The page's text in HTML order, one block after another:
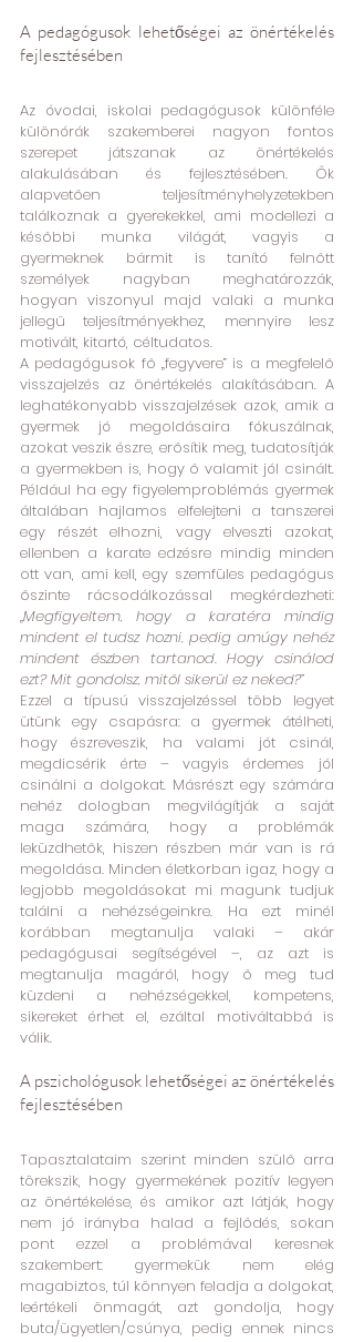
A pedagógusok lehetőségei az önértékelés
fejlesztésében
Az óvodai, iskolai pedagógusok különféle
különórák szakemberei nagyon fontos
szerepet játszanak az önértékelés
alakulásában és fejlesztésében. Ők
alapvetően teljesítményhelyzetekben
találkoznak a gyerekekkel, ami modellezi a
későbbi munka világát, vagyis a
gyermeknek bármit is tanító felnőtt
személyek nagyban meghatározzák,
hogyan viszonyul majd valaki a munka
jellegű teljesítményekhez, mennyire lesz
motivált, kitartó, céltudatos.
A pedagógusok fő „fegyvere” is a megfelelő
visszajelzés az önértékelés alakításában. A
leghatékonyabb visszajelzések azok, amik a
gyermek jó megoldásaira fókuszálnak,
azokat veszik észre, erősítik meg, tudatosítják
a gyermekben is, hogy ő valamit jól csinált.
Például ha egy figyelemproblémás gyermek
általában hajlamos elfelejteni a tanszerei
egy részét elhozni, vagy elveszti azokat,
ellenben a karate edzésre mindig minden
ott van, ami kell, egy szemfüles pedagógus
„Megfigyeltem, hogy a karatéra mindig
mindent el tudsz hozni, pedig amúgy nehéz
mindent észben tartanod. Hogy csinálod
ezt? Mit gondolsz, mitől sikerül ez neked?”
Ezzel a típusú visszajelzéssel több legyet
ütünk egy csapásra: a gyermek átélheti,
hogy észreveszik, ha valami jót csinál,
megdicsérik érte – vagyis érdemes jól
csinálni a dolgokat. Másrészt egy számára
nehéz dologban megvilágítják a saját
maga számára, hogy a problémák
leküzdhetők, hiszen részben már van is rá
megoldása. Minden életkorban igaz, hogy a
legjobb megoldásokat mi magunk tudjuk
találni a nehézségeinkre. Ha ezt minél
korábban megtanulja valaki – akár
pedagógusai segítségével –, az azt is
megtanulja magáról, hogy ő meg tud
küzdeni a nehézségekkel, kompetens,
sikereket érhet el, ezáltal motiváltabbá is
válik.
A pszichológusok lehetőségei az önértékelés
fejlesztésében
Tapasztalataim szerint minden szülő arra
törekszik, hogy gyermekének pozitív legyen
az önértékelése, és amikor azt látják, hogy
nem jó irányba halad a fejlődés, sokan
pont ezzel a problémával keresnek
szakembert: gyermekük nem elég
magabiztos, túl könnyen feladja a dolgokat,
leértékeli önmagát, azt gondolja, hogy
buta/ügyetlen/csúnya, pedig ennek nincs